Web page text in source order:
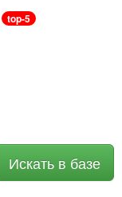
top-5
Искать в базе